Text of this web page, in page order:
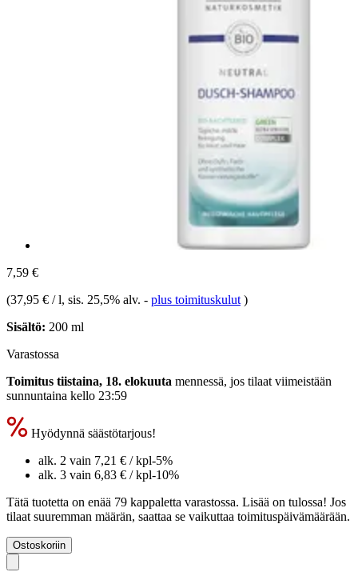
7,59 €
(37,95 € / l, sis. 25,5% alv. - plus toimituskulut )
Sisältö: 200 ml
Varastossa
Toimitus tiistaina, 18. elokuuta mennessä, jos tilaat viimeistään
sunnuntaina kello 23:59
Hyödynnä säästötarjous!
alk. 2 vain 7,21 € / kpl-5%
alk. 3 vain 6,83 € / kpl-10%
Tätä tuotetta on enää 79 kappaletta varastossa. Lisää on tulossa! Jos
tilaat suuremman määrän, saattaa se vaikuttaa toimituspäivämäärään.
Ostoskoriin